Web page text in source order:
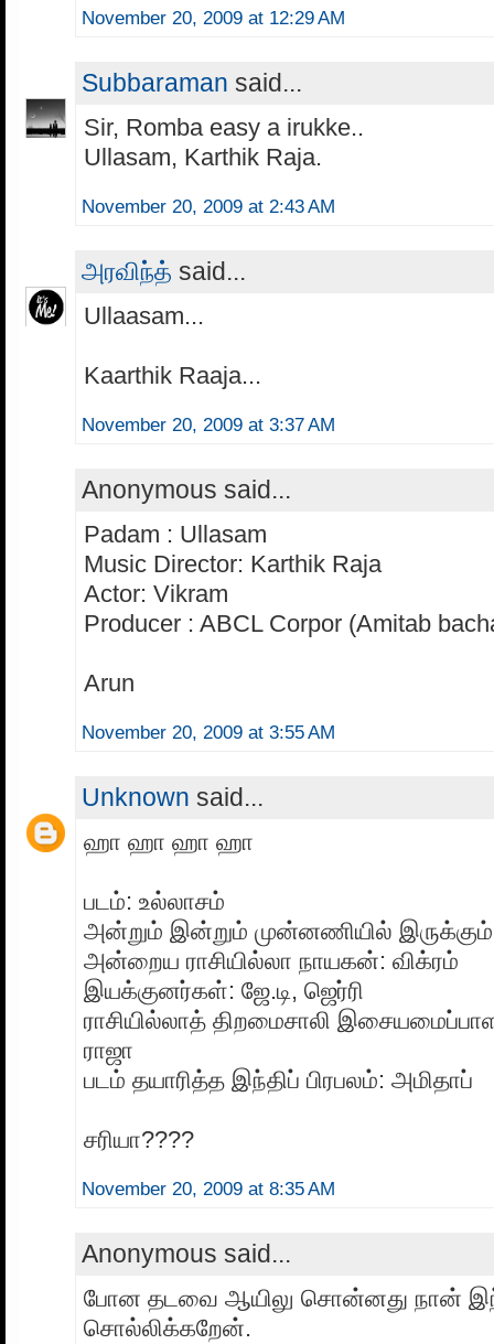
November 20, 2009 at 12:29 AM
Subbaraman said...
Sir, Romba easy a irukke..
Ullasam, Karthik Raja.
November 20, 2009 at 2:43 AM
அரவிந்த் said...
Ullaasam...
Kaarthik Raaja...
November 20, 2009 at 3:37 AM
Anonymous said...
Padam : Ullasam
Music Director: Karthik Raja
Actor: Vikram
Producer : ABCL Corpor (Amitab
Arun
November 20, 2009 at 3:55 AM
Unknown said...
ஹா ஹா ஹா ஹா
படம்: உல்லாசம்
அன்றும் இன்றும் முன்னணியில்
அன்றைய ராசியில்லா நாயகன்: விக்ரம்
இயக்குனர்கள்: ஜே.டி, ஜெர்ரி
ராசியில்லாத் திறமைசாலி
ராஜா
படம் தயாரித்த இந்திப் பிரபலம்: அமிதாப்
சரியா????
November 20, 2009 at 8:35 AM
Anonymous said...
போன தடவை ஆயிலு சொன்னது நான்
சொல்லிக்கறேன்.